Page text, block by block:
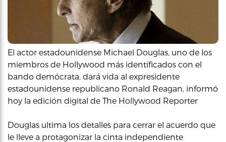
El actor estadounidense Michael Douglas, uno de los
miembros de Hollywood más identificados con el
bando demócrata, dará vida al expresidente
estadounidense republicano Ronald Reagan, informó
hoy la edición digital de The Hollywood Reporter
Douglas ultima los detalles para cerrar el acuerdo que
le lleve a protagonizar la cinta independiente